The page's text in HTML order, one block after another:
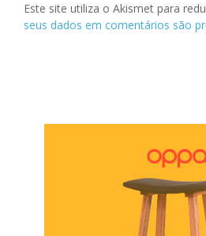
Este site utiliza o Akismet para
seus dados em comentários são